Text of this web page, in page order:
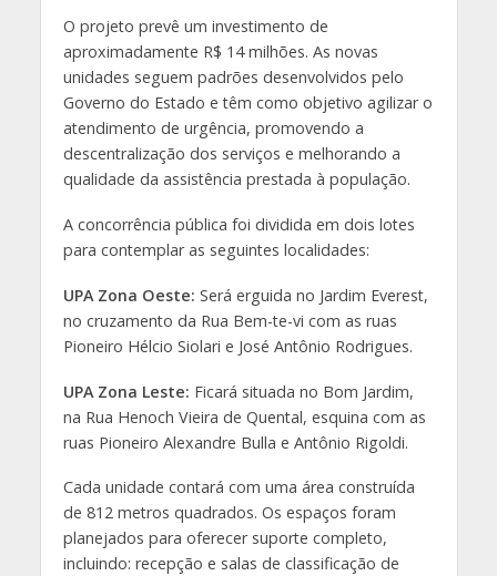
O projeto prevê um investimento de
aproximadamente R$ 14 milhões. As novas
unidades seguem padrões desenvolvidos pelo
Governo do Estado e têm como objetivo agilizar o
atendimento de urgência, promovendo a
descentralização dos serviços e melhorando a
qualidade da assistência prestada à população.
A concorrência pública foi dividida em dois lotes
para contemplar as seguintes localidades:
UPA Zona Oeste: Será erguida no Jardim Everest,
no cruzamento da Rua Bem-te-vi com as ruas
Pioneiro Hélcio Siolari e José Antônio Rodrigues.
UPA Zona Leste: Ficará situada no Bom Jardim,
na Rua Henoch Vieira de Quental, esquina com as
ruas Pioneiro Alexandre Bulla e Antônio Rigoldi.
Cada unidade contará com uma área construída
de 812 metros quadrados. Os espaços foram
planejados para oferecer suporte completo,
incluindo: recepção e salas de classificação de